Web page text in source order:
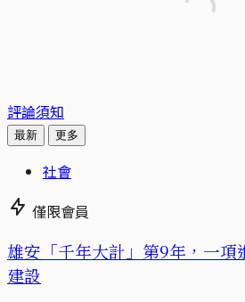
評論須知
最新 更多
社會
僅限會員
雄安「千年大計」第9年，一項
建設